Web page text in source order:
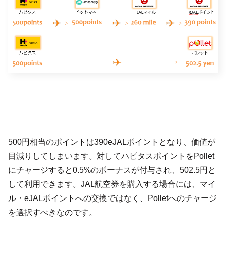
500円相当のポイントは390eJALポイントとなり、価値が
目減りしてしまいます。対してハピタスポイントをPollet
にチャージすると0.5%のボーナスが付与され、502.5円と
して利用できます。JAL航空券を購入する場合には、マイ
ル・eJALポイントへの交換ではなく、Polletへのチャージ
を選択すべきなのです。